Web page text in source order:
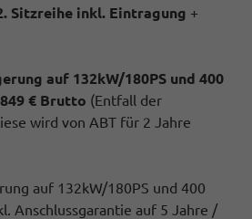
Sitzreihe inkl. Eintragung +
auf 132kW/180PS und 400
€ Brutto (Entfall der
wird von ABT für 2 Jahre
auf 132kW/180PS und 400
Anschlussgarantie auf 5 Jahre /